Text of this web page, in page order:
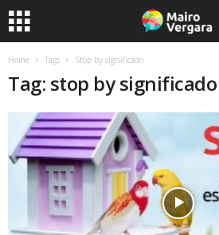
Home Tags Stop by significado
Tag: stop by significado